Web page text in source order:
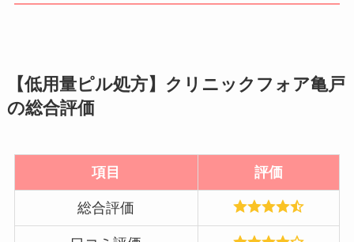
【低用量ピル処方】クリニックフォア亀戸
の総合評価
項目 評価
総合評価